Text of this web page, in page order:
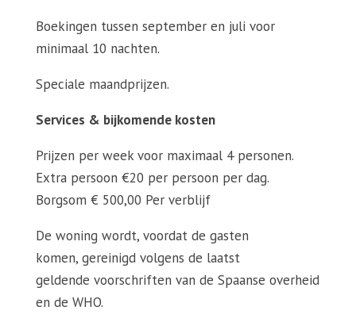
Boekingen tussen september en juli voor
minimaal 10 nachten.
Speciale maandprijzen.
Services & bijkomende kosten
Prijzen per week voor maximaal 4 personen.
Extra persoon €20 per persoon per dag.
Borgsom € 500,00 Per verblijf
De woning wordt, voordat de gasten
komen, gereinigd volgens de laatst
geldende voorschriften van de Spaanse overheid
en de WHO.